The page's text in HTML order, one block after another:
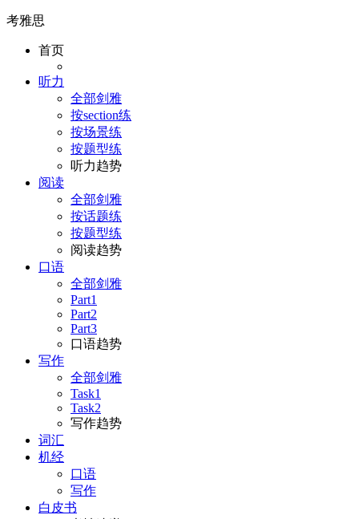
考雅思
首页
听力
全部剑雅
按section练
按场景练
按题型练
听力趋势
阅读
全部剑雅
按话题练
按题型练
阅读趋势
口语
全部剑雅
Part1
Part2
Part3
口语趋势
写作
全部剑雅
Task1
Task2
写作趋势
词汇
机经
口语
写作
白皮书